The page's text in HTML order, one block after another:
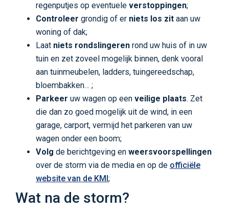
regenputjes op eventuele verstoppingen;
Controleer grondig of er niets los zit aan uw
woning of dak;
Laat niets rondslingeren rond uw huis of in uw
tuin en zet zoveel mogelijk binnen, denk vooral
aan tuinmeubelen, ladders, tuingereedschap,
bloembakken… ;
Parkeer uw wagen op een veilige plaats. Zet
die dan zo goed mogelijk uit de wind, in een
garage, carport, vermijd het parkeren van uw
wagen onder een boom;
Volg de berichtgeving en weersvoorspellingen
over de storm via de media en op de officiële
website van de KMI ;
Wat na de storm?